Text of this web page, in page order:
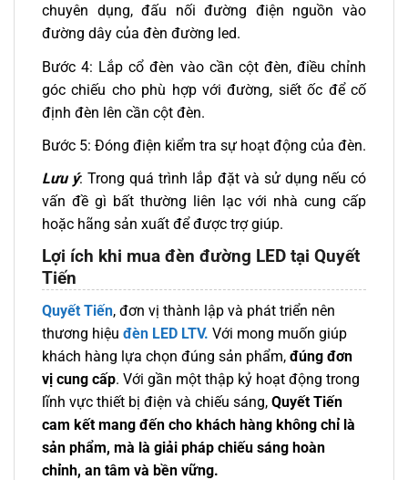
chuyên dụng, đấu nối đường điện nguồn vào
đường dây của đèn đường led.
Bước 4: Lắp cổ đèn vào cần cột đèn, điều chỉnh
góc chiếu cho phù hợp với đường, siết ốc để cố
định đèn lên cần cột đèn.
Bước 5: Đóng điện kiểm tra sự hoạt động của đèn.
Lưu ý: Trong quá trình lắp đặt và sử dụng nếu có
vấn đề gì bất thường liên lạc với nhà cung cấp
hoặc hãng sản xuất để được trợ giúp.
Lợi ích khi mua đèn đường LED tại Quyết
Tiến
Quyết Tiến, đơn vị thành lập và phát triển nên
thương hiệu đèn LED LTV. Với mong muốn giúp
khách hàng lựa chọn đúng sản phẩm, đúng đơn
vị cung cấp. Với gần một thập kỷ hoạt động trong
lĩnh vực thiết bị điện và chiếu sáng, Quyết Tiến
cam kết mang đến cho khách hàng không chỉ là
sản phẩm, mà là giải pháp chiếu sáng hoàn
chỉnh, an tâm và bền vững.